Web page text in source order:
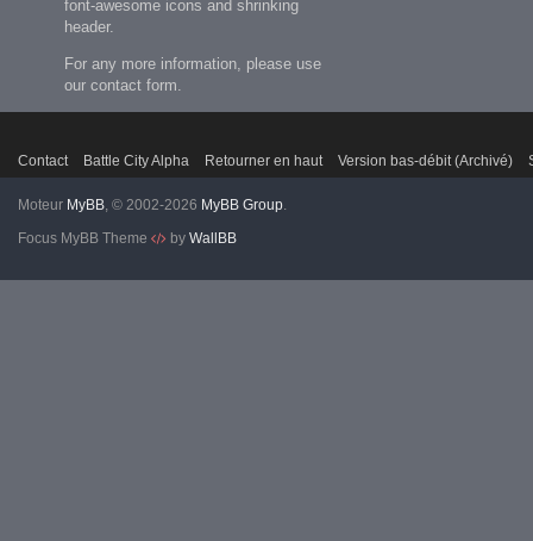
font-awesome icons and shrinking
header.
For any more information, please use
our contact form.
Contact Battle City Alpha Retourner en haut Version bas-débit (Archivé)
Moteur MyBB, © 2002-2026 MyBB Group.
Focus MyBB Theme
by WallBB